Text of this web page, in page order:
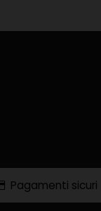
Pagamenti sicuri